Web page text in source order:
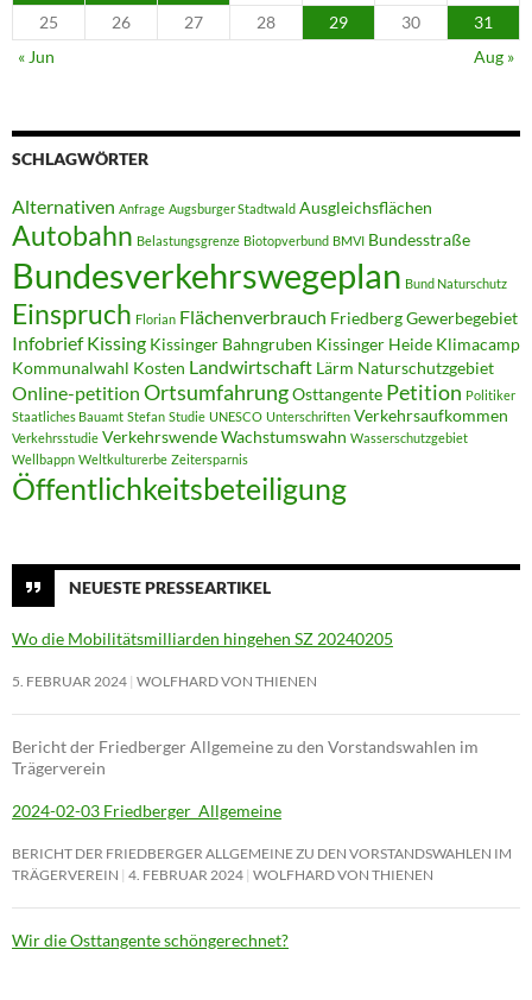
25
26 27 28 29 30
31
« Jun
Aug »
SCHLAGWÖRTER
Alternativen Anfrage Augsburger Stadtwald Ausgleichsflächen
Autobahn Belastungsgrenze Biotopverbund BMVI Bundesstraße
Bundesverkehrswegeplan Bund Naturschutz
Einspruch Florian Flächenverbrauch FriedbergGewerbegebiet
Infobrief Kissing Kissinger Bahngruben Kissinger Heide Klimacamp
Kommunalwahl Kosten Landwirtschaft Lärm Naturschutzgebiet
Online-petition OrtsumfahrungOsttangente Petition Politiker
Staatliches Bauamt Stefan Studie UNESCO Unterschriften Verkehrsaufkommen
Verkehrsstudie VerkehrswendeWachstumswahn Wasserschutzgebiet
Wellbappn Weltkulturerbe Zeitersparnis
Öffentlichkeitsbeteiligung
NEUESTE PRESSEARTIKEL
Wo die Mobilitätsmilliarden hingehen SZ 20240205
5. FEBRUAR 2024 WOLFHARD VON THIENEN
Bericht der Friedberger Allgemeine zu den Vorstandswahlen im
Trägerverein
2024-02-03 Friedberger_Allgemeine
BERICHT DER FRIEDBERGER ALLGEMEINE ZU DEN VORSTANDSWAHLEN IM
TRÄGERVEREIN 4. FEBRUAR 2024 WOLFHARD VON THIENEN
Wir die Osttangente schöngerechnet?